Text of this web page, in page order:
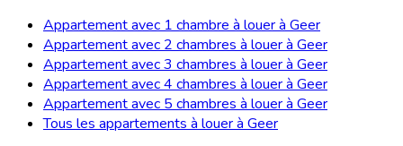
Appartement avec 1 chambre à louer à Geer
Appartement avec 2 chambres à louer à Geer
Appartement avec 3 chambres à louer à Geer
Appartement avec 4 chambres à louer à Geer
Appartement avec 5 chambres à louer à Geer
Tous les appartements à louer à Geer